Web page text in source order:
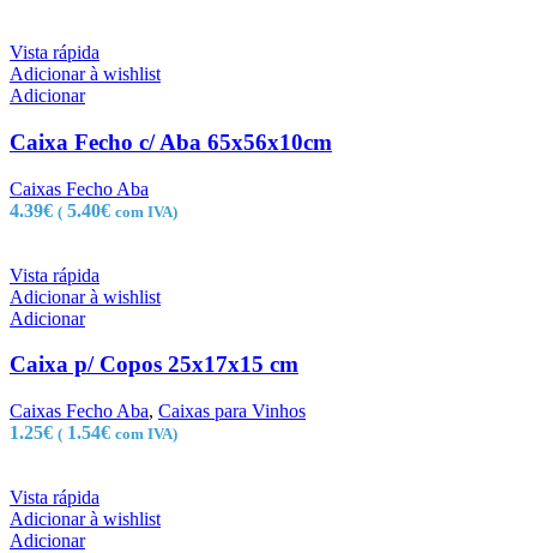
Vista rápida
Adicionar à wishlist
Adicionar
Caixa Fecho c/ Aba 65x56x10cm
Caixas Fecho Aba
4.39€ ( 5.40€ com IVA)
Vista rápida
Adicionar à wishlist
Adicionar
Caixa p/ Copos 25x17x15 cm
Caixas Fecho Aba, Caixas para Vinhos
1.25€ ( 1.54€ com IVA)
Vista rápida
Adicionar à wishlist
Adicionar